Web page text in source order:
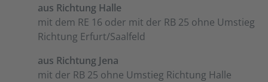
aus Richtung Halle
mit dem RE 16 oder mit der RB 25 ohne Umstieg
Richtung Erfurt/Saalfeld
aus Richtung Jena
mit der RB 25 ohne Umstieg Richtung Halle